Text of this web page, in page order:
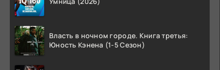
Власть в ночном городе. Книга третья:
Юность Кэнена (1-5 Сезон)